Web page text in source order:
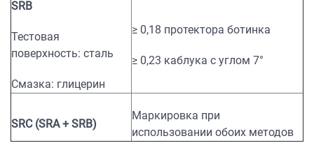
SRB
Тестовая
поверхность: сталь
Смазка: глицерин
≥ 0,18 протектора ботинка
≥ 0,23 каблука с углом 7°
SRC (SRA + SRB)
Маркировка при
использовании обоих методов